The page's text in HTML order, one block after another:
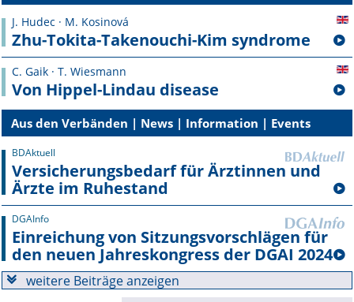
A&I English
Mediadaten
Autoren-Service
Bestell-Service
Stellenmarkt
Kongresskalender
J. Hudec · M. Kosinová
Zhu-Tokita-Takenouchi-Kim syndrome
C. Gaik · T. Wiesmann
Von Hippel-Lindau disease
Aus den Verbänden | News | Information | Events
BDAktuell
Versicherungsbedarf für Ärztinnen und
Ärzte im Ruhestand
DGAInfo
Einreichung von Sitzungsvorschlägen für
den neuen Jahreskongress der DGAI 2024
weitere Beiträge anzeigen